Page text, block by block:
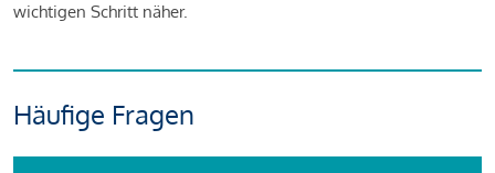
wichtigen Schritt näher.
Häufige Fragen